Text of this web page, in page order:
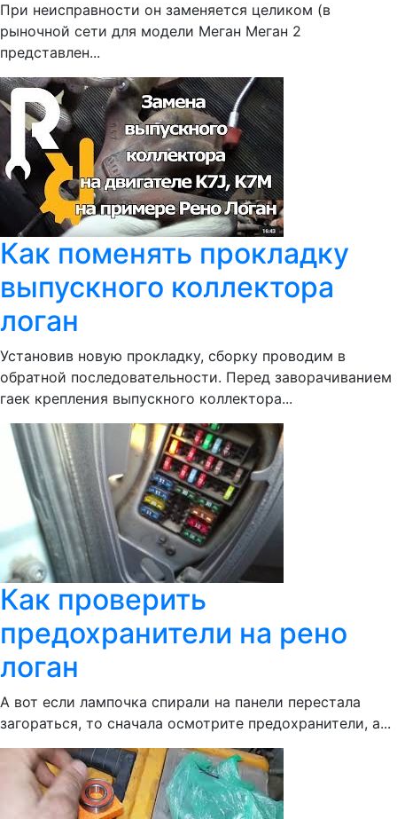
При неисправности он заменяется целиком (в
рыночной сети для модели Меган Меган 2
представлен...
Как поменять прокладку
выпускного коллектора
логан
Установив новую прокладку, сборку проводим в
обратной последовательности. Перед заворачиванием
гаек крепления выпускного коллектора...
Как проверить
предохранители на рено
логан
А вот если лампочка спирали на панели перестала
загораться, то сначала осмотрите предохранители, а...